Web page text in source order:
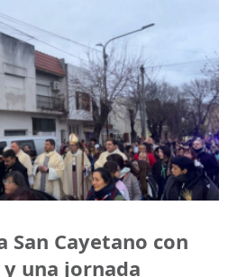
San Cayetano con
una jornada